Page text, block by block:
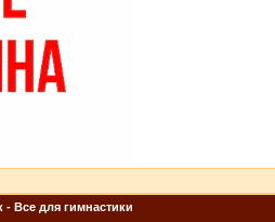
Все для гимнастики